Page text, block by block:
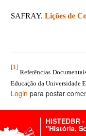
SAFRAY. Lições de
[1]
Referências
Educação da Universidade
Login para postar
HISTEDBR
"História,